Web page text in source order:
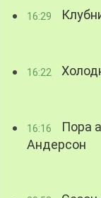
16:29
16:22
16:16
Пора
Андерсон